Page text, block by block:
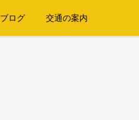
ブログ 交通の案内